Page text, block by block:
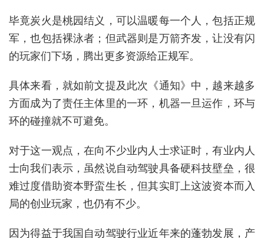
毕竟炭火是桃园结义，可以温暖每一个人，包括正规
军，也包括裸泳者；但武器则是万箭齐发，让没有闪
的玩家们下场，腾出更多资源给正规军。
具体来看，就如前文提及此次《通知》中，越来越多
方面成为了责任主体里的一环，机器一旦运作，环与
环的碰撞就不可避免。
对于这一观点，在向不少业内人士求证时，有业内人
士向我们表示，虽然说自动驾驶具备硬科技壁垒，很
难过度借助资本野蛮生长，但其实盯上这波资本而入
局的创业玩家，也仍有不少。
因为得益于我国自动驾驶行业近年来的蓬勃发展，产